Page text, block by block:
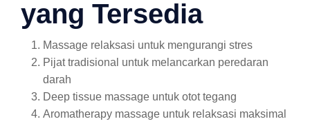
yang Tersedia
Massage relaksasi untuk mengurangi stres
Pijat tradisional untuk melancarkan peredaran
darah
Deep tissue massage untuk otot tegang
Aromatherapy massage untuk relaksasi maksimal